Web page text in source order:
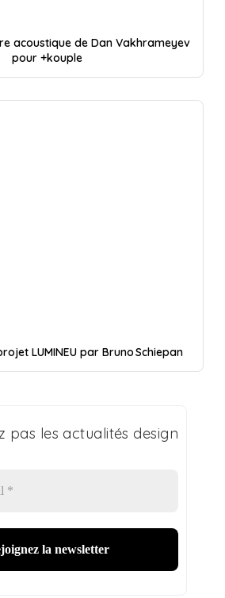
acoustique de Dan Vakhrameyev
pour +kouple
LUMINEU par Bruno Schiepan
pas les actualités design